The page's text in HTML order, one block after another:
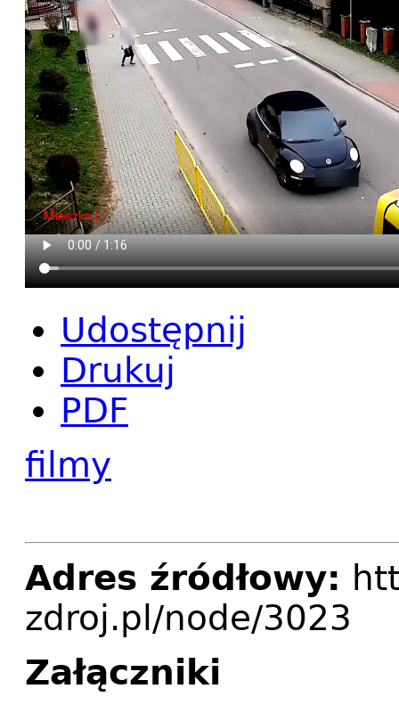
Udostępnij
Drukuj
PDF
filmy
Adres źródłowy:
zdroj.pl/node/3023
Załączniki